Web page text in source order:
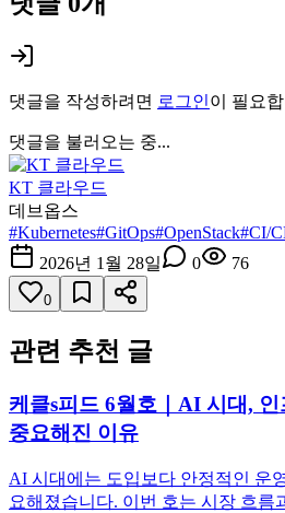
댓글을 작성하려면 로그인이 필요
댓글을 불러오는 중...
KT 클라우드
데브옵스
#Kubernetes#GitOps#OpenStack#CI/
2026년 1월 28일
0 76
0
관련 추천 글
케클s피드 6월호｜AI 시대,
중요해진 이유
AI 시대에는 도입보다 안정적인 운
요해졌습니다. 이번 호는 시장 흐름